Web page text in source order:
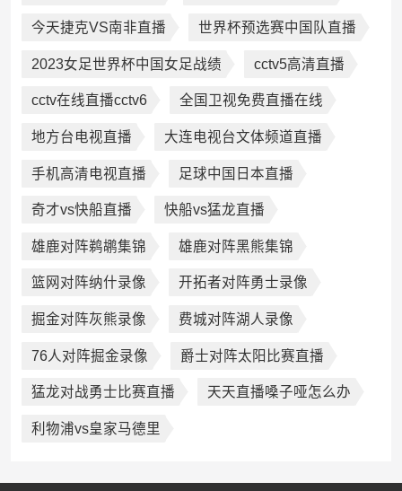
今天捷克VS南非直播 世界杯预选赛中国队直播
2023女足世界杯中国女足战绩 cctv5高清直播
cctv在线直播cctv6 全国卫视免费直播在线
地方台电视直播 大连电视台文体频道直播
手机高清电视直播 足球中国日本直播
奇才vs快船直播 快船vs猛龙直播
雄鹿对阵鹈鹕集锦 雄鹿对阵黑熊集锦
篮网对阵纳什录像 开拓者对阵勇士录像
掘金对阵灰熊录像 费城对阵湖人录像
76人对阵掘金录像 爵士对阵太阳比赛直播
猛龙对战勇士比赛直播 天天直播嗓子哑怎么办
利物浦vs皇家马德里